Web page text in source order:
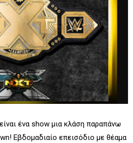
ένα show μια κλάση παραπάνω
Εβδομαδιαίο επεισόδιο με θέαμα